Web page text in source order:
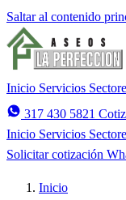
Saltar al contenido
Inicio Servicios
317 430 5821
Inicio Servicios
Solicitar cotización
Inicio